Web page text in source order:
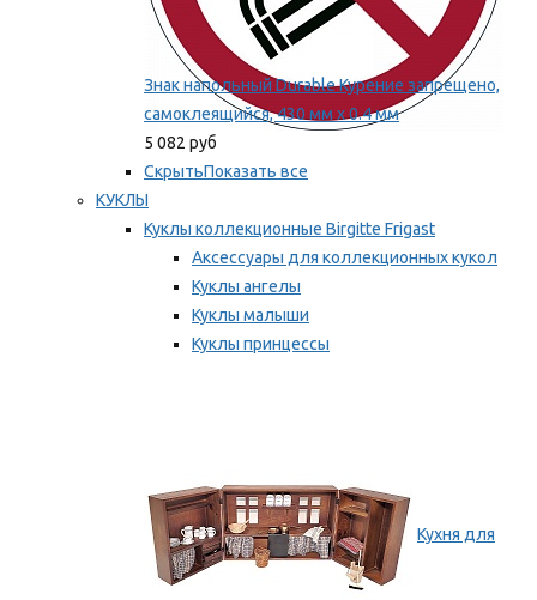
Знак напольный Durable Курение запрещено,
самоклеящийся, 430 мм х 0.4 мм
5 082 руб
СкрытьПоказать все
КУКЛЫ
Куклы коллекционные Birgitte Frigast
Аксессуары для коллекционных кукол
Куклы ангелы
Куклы малыши
Куклы принцессы
Кухня для